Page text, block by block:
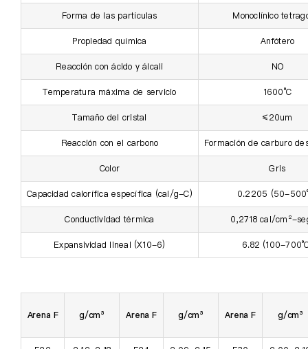
Forma de las partículas Monoclínico
Propiedad química Anfótero
Reacción con ácido y álcali NO
Temperatura máxima de servicio 1600°C
Tamaño del cristal ≤20um
Reacción con el carbono Formación de carburo
Color Gris
Capacidad calorífica específica (cal/g-C) 0.2205 (50-
Conductividad térmica 0,2718 cal/cm²-
Expansividad lineal (X10-6) 6.82 (100-
Arena F g/cm³ Arena F g/cm³ Arena F g/cm³